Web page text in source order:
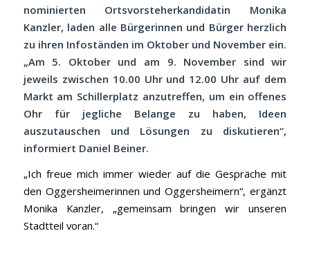
nominierten Ortsvorsteherkandidatin Monika
Kanzler, laden alle Bürgerinnen und Bürger herzlich
zu ihren Infoständen im Oktober und November ein.
„Am 5. Oktober und am 9. November sind wir
jeweils zwischen 10.00 Uhr und 12.00 Uhr auf dem
Markt am Schillerplatz anzutreffen, um ein offenes
Ohr für jegliche Belange zu haben, Ideen
auszutauschen und Lösungen zu diskutieren“,
informiert Daniel Beiner.
„Ich freue mich immer wieder auf die Gespräche mit
den Oggersheimerinnen und Oggersheimern“, ergänzt
Monika Kanzler, „gemeinsam bringen wir unseren
Stadtteil voran.“